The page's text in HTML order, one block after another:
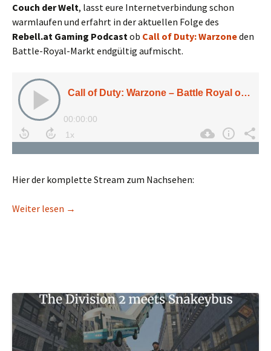
Couch der Welt, lasst eure Internetverbindung schon
warmlaufen und erfahrt in der aktuellen Folge des
Rebell.at Gaming Podcast ob Call of Duty: Warzoneden
Battle-Royal-Markt endgültig aufmischt.
Hier der komplette Stream zum Nachsehen:
Weiter lesen Call of Duty: Warzone – Battle Royal oder
→